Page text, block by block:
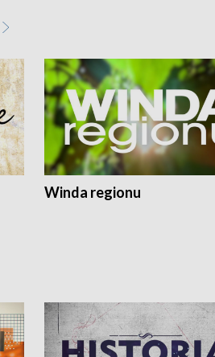
Winda regionu